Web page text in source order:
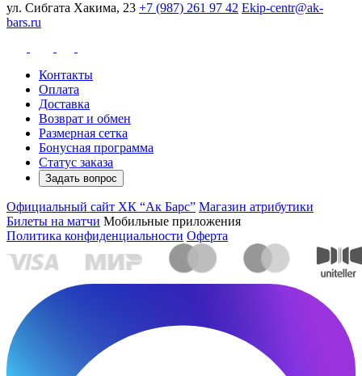
ул. Сибгата Хакима, 23 +7 (987) 261 97 42 Ekip-centr@ak-
bars.ru
Контакты
Оплата
Доставка
Возврат и обмен
Размерная сетка
Бонусная программа
Статус заказа
Задать вопрос
Официальный сайт ХК “Ак Барс” Магазин атрибутики
Билеты на матчи Мобильные приложения
Политика конфиденциальности Оферта